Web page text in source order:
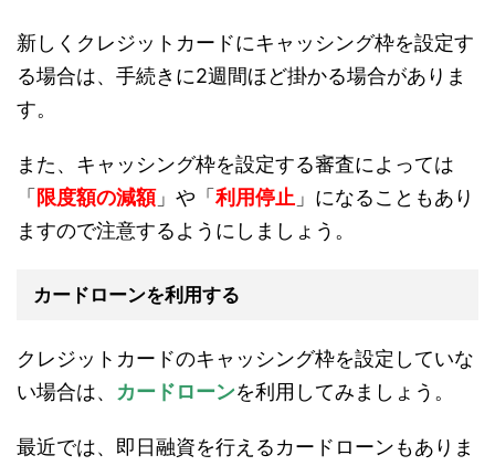
新しくクレジットカードにキャッシング枠を設定す
る場合は、手続きに2週間ほど掛かる場合がありま
す。
また、キャッシング枠を設定する審査によっては
「限度額の減額」や「利用停止 」になることもあり
ますので注意するようにしましょう。
カードローンを利用する
クレジットカードのキャッシング枠を設定していな
い場合は、 カードローンを利用してみましょう。
最近では、即日融資を行えるカードローンもありま